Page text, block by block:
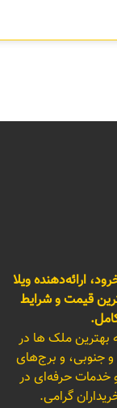
ارائه‌دهنده ویلا
قیمت و شرایط
ملک ها در
و جنوبی، و برج‌های
حرفه‌ای در
گرامی.